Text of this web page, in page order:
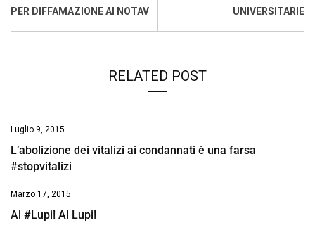
k
p
n
PER DIFFAMAZIONE AI NOTAV
UNIVERSITARIE
RELATED POST
Luglio 9, 2015
L’abolizione dei vitalizi ai condannati è una farsa
#stopvitalizi
Marzo 17, 2015
Al #Lupi! Al Lupi!